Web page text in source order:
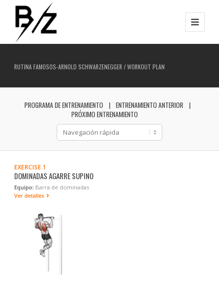
RUTINA FAMOSOS-ARNOLD SCHWARZENEGGER / WORKOUT PLAN
PROGRAMA DE ENTRENAMIENTO
ENTRENAMIENTO ANTERIOR
PRÓXIMO ENTRENAMIENTO
EXERCISE 1
DOMINADAS AGARRE SUPINO
Equipo: Barra de dominadas
Ver detalles